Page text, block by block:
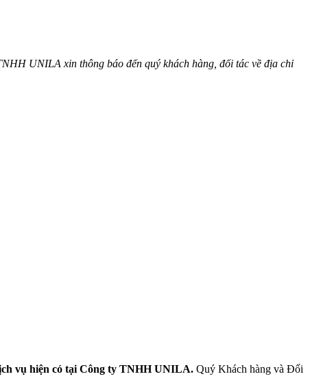
UNILA xin thông báo đến quý khách hàng, đối tác về địa chỉ
vụ hiện có tại Công ty TNHH UNILA. Quý Khách hàng và Đối